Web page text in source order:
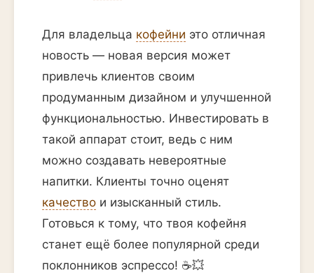
Для владельца кофейни это отличная
новость — новая версия может
привлечь клиентов своим
продуманным дизайном и улучшенной
функциональностью. Инвестировать в
такой аппарат стоит, ведь с ним
можно создавать невероятные
напитки. Клиенты точно оценят
качество и изысканный стиль.
Готовься к тому, что твоя кофейня
станет ещё более популярной среди
поклонников эспрессо! ☕️💥